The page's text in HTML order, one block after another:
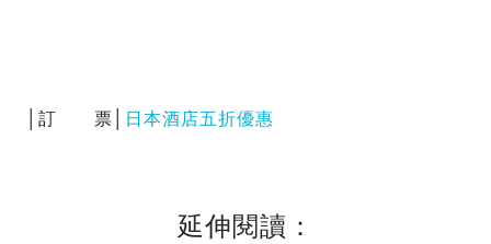
│訂 票│ 日本酒店五折優惠
延伸閱讀：